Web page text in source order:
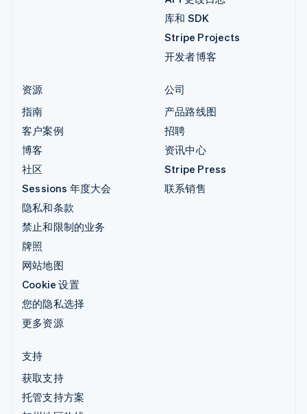
库和 SDK
Stripe Projects
开发者博客
资源
指南
客户案例
博客
社区
Sessions 年度大会
隐私和条款
禁止和限制的业务
牌照
网站地图
Cookie 设置
您的隐私选择
更多资源
公司
产品路线图
招聘
资讯中心
Stripe Press
联系销售
支持
获取支持
托管支持方案